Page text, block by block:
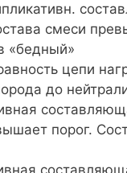
смеси
«бедный»
цепи
до
порог.